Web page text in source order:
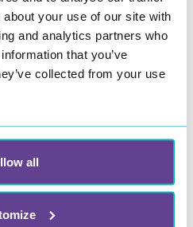
your use of our site with
and analytics partners who
that you’ve
collected from your use
all